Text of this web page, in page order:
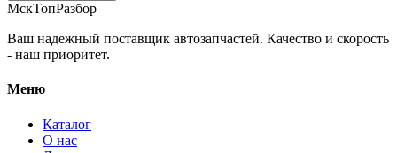
МскТопРазбор
Ваш надежный поставщик автозапчастей. Качество и скорость
- наш приоритет.
Меню
Каталог
О нас